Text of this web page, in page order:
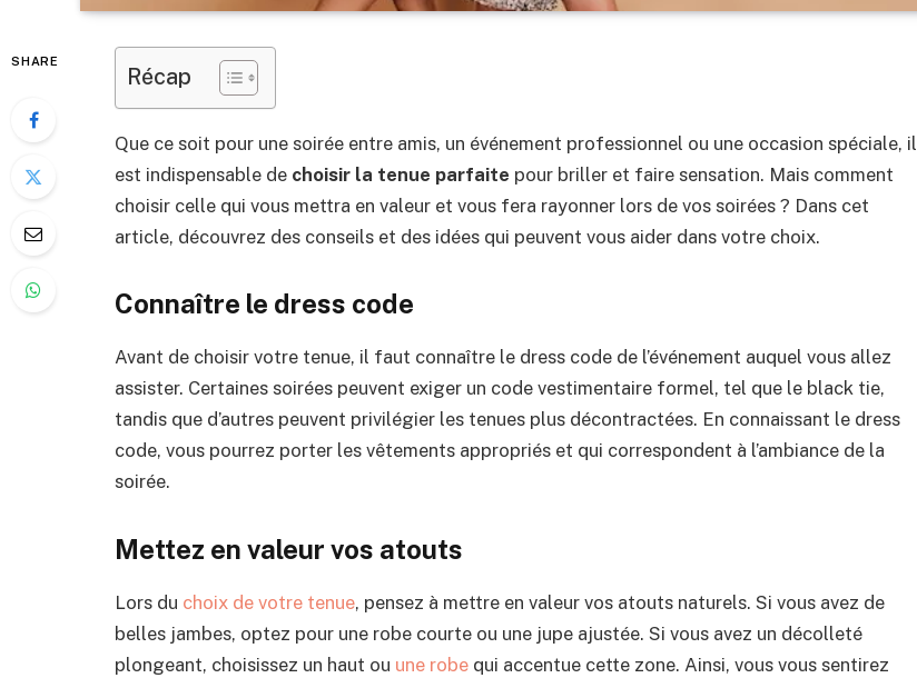
SHARE
Récap
Que ce soit pour une soirée entre amis, un événement professionnel ou une occasion spéciale, il
est indispensable de choisir la tenue parfaite pour briller et faire sensation. Mais comment
choisir celle qui vous mettra en valeur et vous fera rayonner lors de vos soirées ? Dans cet
article, découvrez des conseils et des idées qui peuvent vous aider dans votre choix.
Connaître le dress code
Avant de choisir votre tenue, il faut connaître le dress code de l’événement auquel vous allez
assister. Certaines soirées peuvent exiger un code vestimentaire formel, tel que le black tie,
tandis que d’autres peuvent privilégier les tenues plus décontractées. En connaissant le dress
code, vous pourrez porter les vêtements appropriés et qui correspondent à l’ambiance de la
soirée.
Mettez en valeur vos atouts
Lors du choix de votre tenue, pensez à mettre en valeur vos atouts naturels. Si vous avez de
belles jambes, optez pour une robe courte ou une jupe ajustée. Si vous avez un décolleté
plongeant, choisissez un haut ou une robe qui accentue cette zone. Ainsi, vous vous sentirez